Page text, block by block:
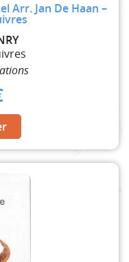
Arr. Jan De Haan –